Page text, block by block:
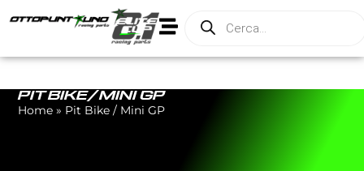
PIT BIKE / MINI GP
Home » Pit Bike / Mini GP